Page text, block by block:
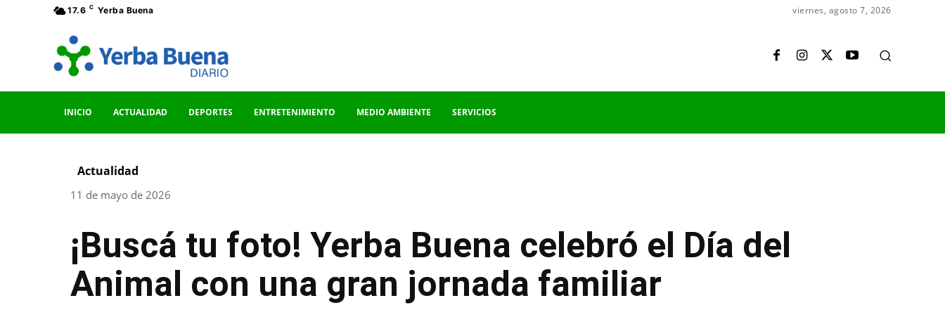
17.6 C Yerba Buena viernes, agosto 7, 2026
INICIO ACTUALIDAD DEPORTES ENTRETENIMIENTO MEDIO AMBIENTE SERVICIOS
Actualidad
11 de mayo de 2026
¡Buscá tu foto! Yerba Buena celebró el Día del
Animal con una gran jornada familiar